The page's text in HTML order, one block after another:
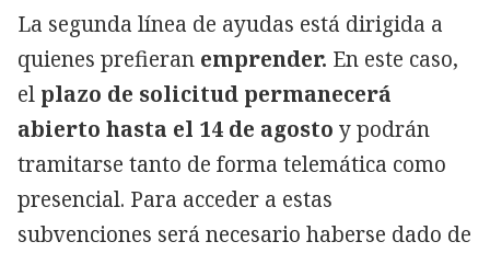
La segunda línea de ayudas está dirigida a
quienes prefieran emprender. En este caso,
el plazo de solicitud permanecerá
abierto hasta el 14 de agosto y podrán
tramitarse tanto de forma telemática como
presencial. Para acceder a estas
subvenciones será necesario haberse dado de